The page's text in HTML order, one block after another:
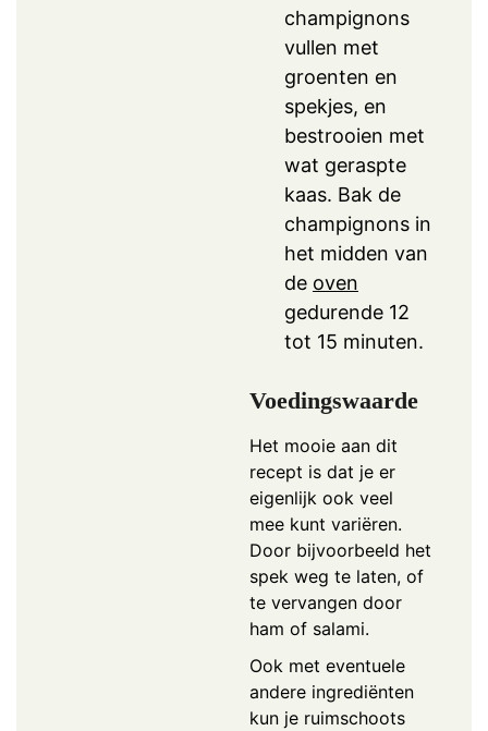
champignons
vullen met
groenten en
spekjes, en
bestrooien met
wat geraspte
kaas. Bak de
champignons in
het midden van
de oven
gedurende 12
tot 15 minuten.
Voedingswaarde
Het mooie aan dit
recept is dat je er
eigenlijk ook veel
mee kunt variëren.
Door bijvoorbeeld het
spek weg te laten, of
te vervangen door
ham of salami.
Ook met eventuele
andere ingrediënten
kun je ruimschoots